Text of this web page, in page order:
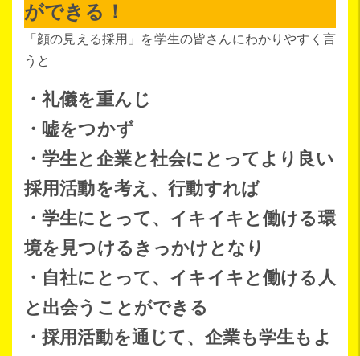
ができる！
「顔の見える採用」を学生の皆さんにわかりやすく言
うと
・礼儀を重んじ
・嘘をつかず
・学生と企業と社会にとってより良い
採用活動を考え、行動すれば
・学生にとって、イキイキと働ける環
境を見つけるきっかけとなり
・自社にとって、イキイキと働ける人
と出会うことができる
・採用活動を通じて、企業も学生もよ